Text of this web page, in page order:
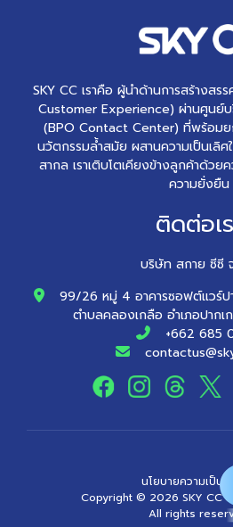
SKY CC เราคือ ผู้นำด้านการสร้างส
Customer Experience) ผ่านศูนย์บ
(BPO Contact Center) ที่พร้อมย
นวัตกรรมล้ำสมัย ผสานความเป็นเลิ
สากล เราเติบโตเคียงข้างลูกค้าด้วย
ความยั่งยืน
ติดต่อเ
บริษัท สกาย ซีซี
99/26 หมู่ 4 อาคารซอฟต์แวร์
ตำบลคลองเกลือ อำเภอปากเ
+662 685
นโยบายความเป็น
Copyright © 2026 SKY CC
All rights